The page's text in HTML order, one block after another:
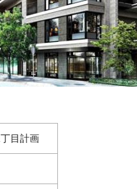
目計画